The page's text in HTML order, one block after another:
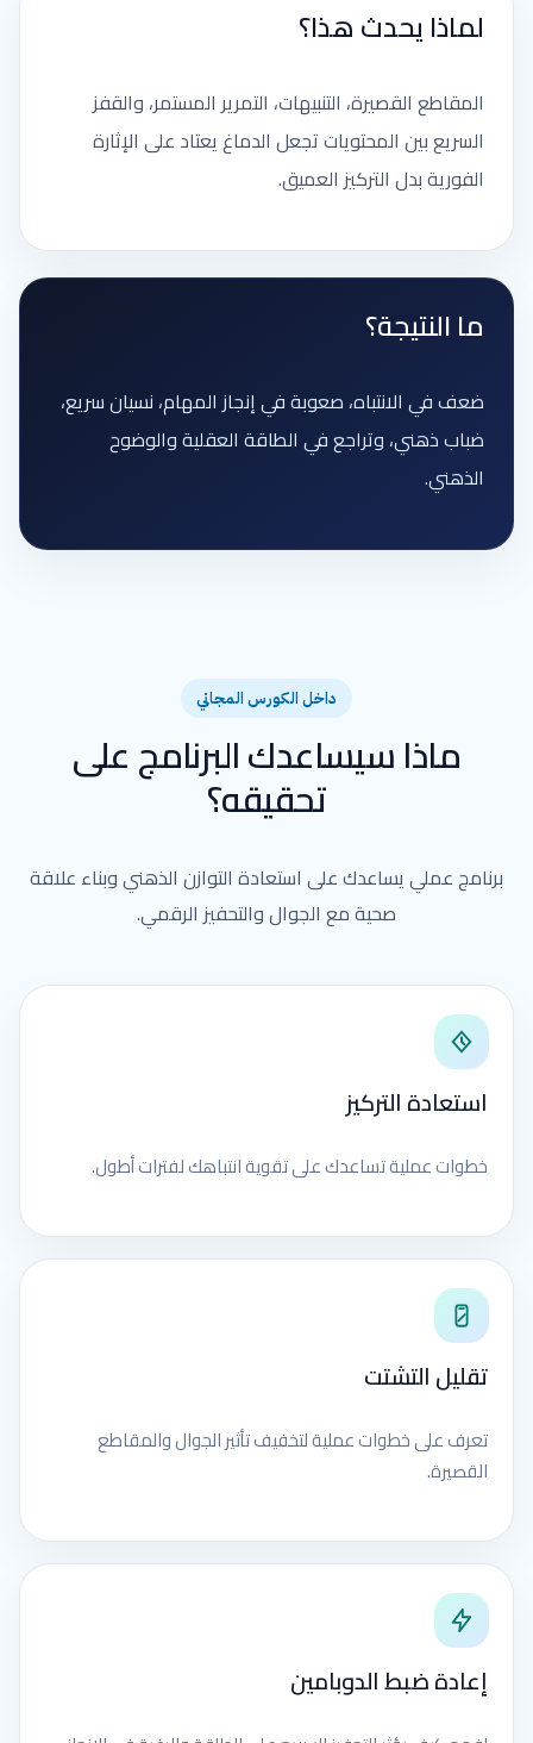
لماذا يحدث هذا؟
المقاطع القصيرة، التنبيهات، التمرير المستمر، والقفز
السريع بين المحتويات تجعل الدماغ يعتاد على الإثارة
الفورية بدل التركيز العميق.
ما النتيجة؟
ضعف في الانتباه، صعوبة في إنجاز المهام، نسيان سريع،
ضباب ذهني، وتراجع في الطاقة العقلية والوضوح
الذهني.
داخل الكورس المجاني
ماذا سيساعدك البرنامج على
تحقيقه؟
برنامج عملي يساعدك على استعادة التوازن الذهني وبناء علاقة
صحية مع الجوال والتحفيز الرقمي.
استعادة التركيز
خطوات عملية تساعدك على تقوية انتباهك لفترات أطول.
تقليل التشتت
تعرف على خطوات عملية لتخفيف تأثير الجوال والمقاطع
القصيرة.
إعادة ضبط الدوبامين